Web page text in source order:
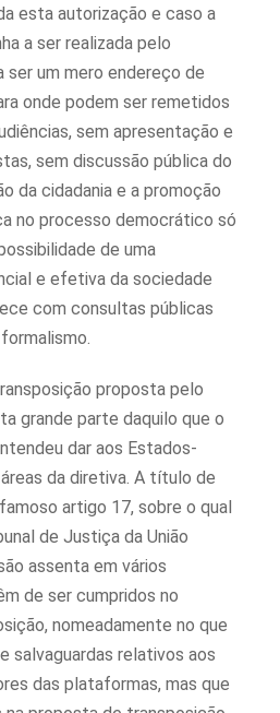
esta autorização e caso a
a ser realizada pelo
ser um mero endereço de
onde podem ser remetidos
sem apresentação e
sem discussão pública do
da cidadania e a promoção
no processo democrático só
de uma
e efetiva da sociedade
com consultas públicas
proposta pelo
grande parte daquilo que o
dar aos Estados-
da diretiva. A título de
artigo 17, sobre o qual
de Justiça da União
assenta em vários
de ser cumpridos no
nomeadamente no que
salvaguardas relativos aos
das plataformas, mas que